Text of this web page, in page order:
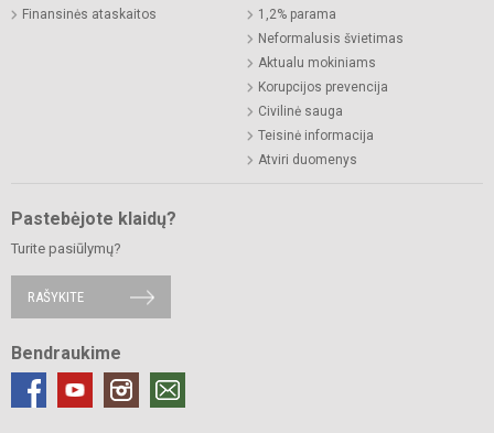
Finansinės ataskaitos
1,2% parama
Neformalusis švietimas
Aktualu mokiniams
Korupcijos prevencija
Civilinė sauga
Teisinė informacija
Atviri duomenys
Pastebėjote klaidų?
Turite pasiūlymų?
RAŠYKITE
Bendraukime